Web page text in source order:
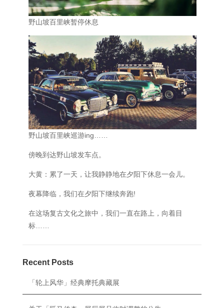
野山坡百里峡暂停休息
野山坡百里峡巡游ing……
傍晚到达野山坡发车点。
大黄：累了一天，让我静静地在夕阳下休息一会儿。
夜幕降临，我们在夕阳下继续奔跑!
在这场复古文化之旅中，我们一直在路上，向着目
标……
Recent Posts
「轮上风华」经典摩托典藏展